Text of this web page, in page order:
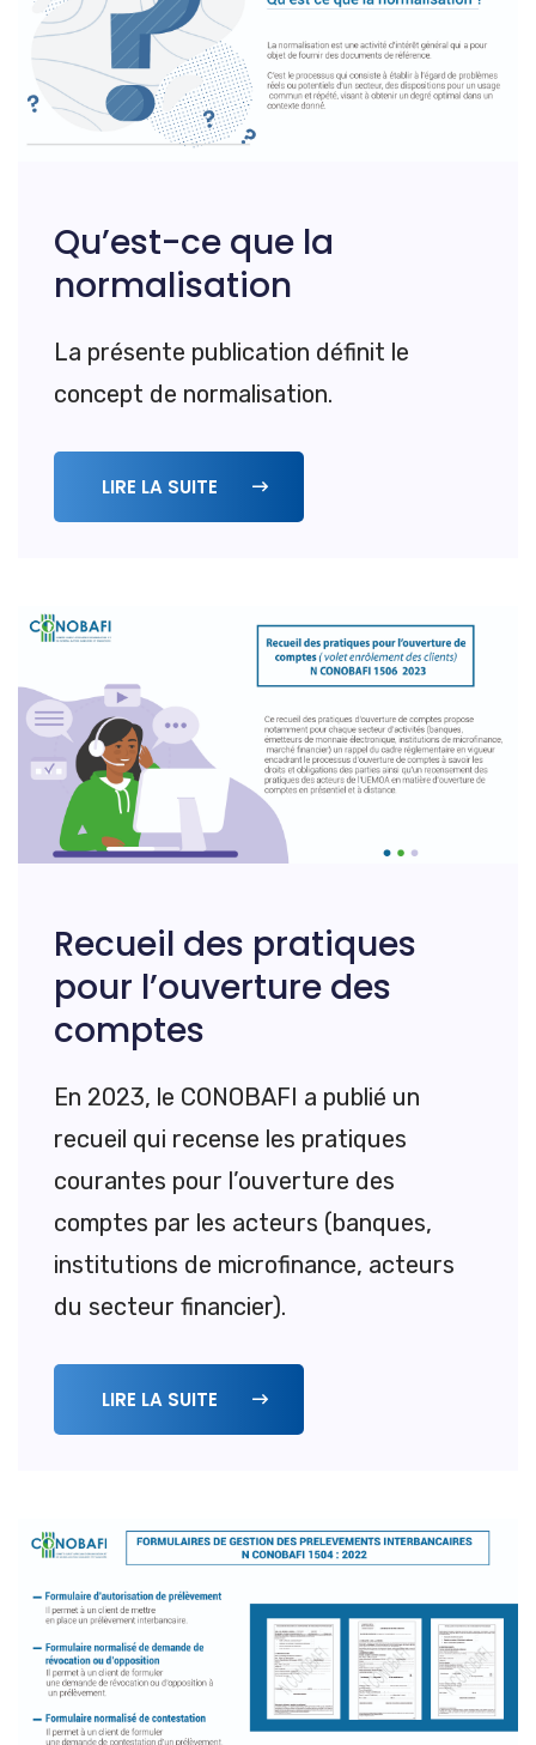
Qu’est-ce que la
normalisation
La présente publication définit le
concept de normalisation.
LIRE LA SUITE
Recueil des pratiques
pour l’ouverture des
comptes
En 2023, le CONOBAFI a publié un
recueil qui recense les pratiques
courantes pour l’ouverture des
comptes par les acteurs (banques,
institutions de microfinance, acteurs
du secteur financier).
LIRE LA SUITE